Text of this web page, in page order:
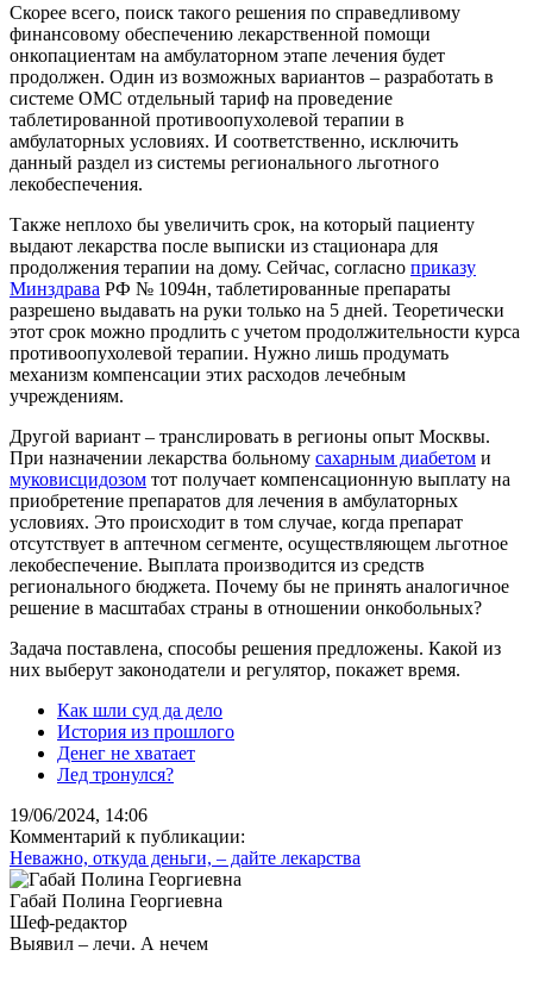
Скорее всего, поиск такого решения по справедливому
финансовому обеспечению лекарственной помощи
онкопациентам на амбулаторном этапе лечения будет
продолжен. Один из возможных вариантов – разработать в
системе ОМС отдельный тариф на проведение
таблетированной противоопухолевой терапии в
амбулаторных условиях. И соответственно, исключить
данный раздел из системы регионального льготного
лекобеспечения.
Также неплохо бы увеличить срок, на который пациенту
выдают лекарства после выписки из стационара для
продолжения терапии на дому. Сейчас, согласно приказу
Минздрава РФ № 1094н, таблетированные препараты
разрешено выдавать на руки только на 5 дней. Теоретически
этот срок можно продлить с учетом продолжительности курса
противоопухолевой терапии. Нужно лишь продумать
механизм компенсации этих расходов лечебным
учреждениям.
Другой вариант – транслировать в регионы опыт Москвы.
При назначении лекарства больному сахарным диабетом и
муковисцидозом тот получает компенсационную выплату на
приобретение препаратов для лечения в амбулаторных
условиях. Это происходит в том случае, когда препарат
отсутствует в аптечном сегменте, осуществляющем льготное
лекобеспечение. Выплата производится из средств
регионального бюджета. Почему бы не принять аналогичное
решение в масштабах страны в отношении онкобольных?
Задача поставлена, способы решения предложены. Какой из
них выберут законодатели и регулятор, покажет время.
Как шли суд да дело
История из прошлого
Денег не хватает
Лед тронулся?
19/06/2024, 14:06
Комментарий к публикации:
Неважно, откуда деньги, – дайте лекарства
Габай Полина Георгиевна
Шеф-редактор
Выявил – лечи. А нечем